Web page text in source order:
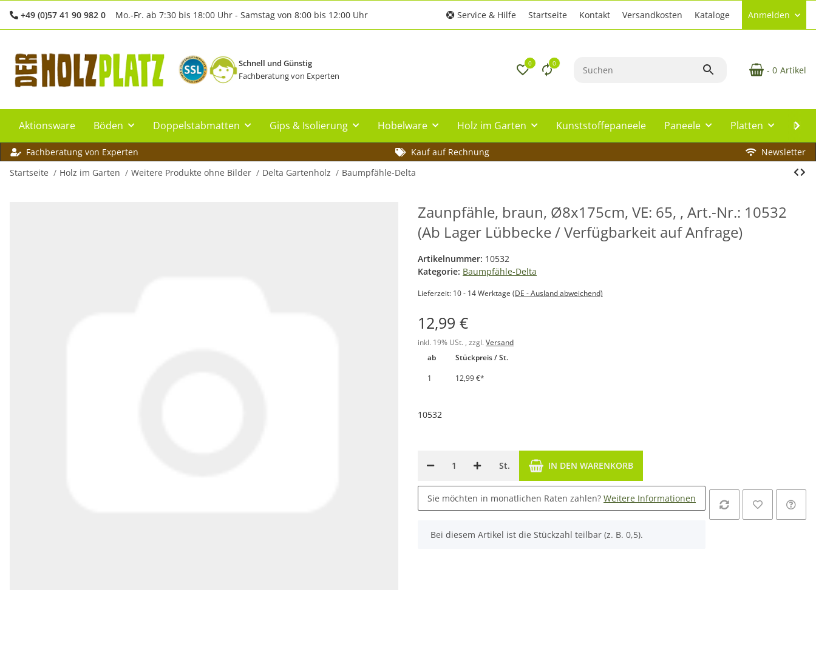
+49 (0)57 41 90 982 0 Mo.-Fr. ab 7:30 bis 18:00 Uhr - Samstag von 8:00 bis 12:00 Uhr Service & Hilfe Startseite Kontakt Versandkosten Kataloge Anmelden
Schnell und Günstig
Fachberatung von Experten
0 0
- 0 Artikel
Aktionsware Böden Doppelstabmatten Gips & Isolierung Hobelware Holz im Garten Kunststoffepaneele Paneele Platten
Fachberatung von Experten Kauf auf Rechnung
Newsletter
Startseite
Holz im Garten Weitere Produkte ohne Bilder Delta Gartenholz Baumpfähle-Delta
Zaunpfähle, braun, Ø8x175cm, VE: 65, , Art.-Nr.: 10532
(Ab Lager Lübbecke / Verfügbarkeit auf Anfrage)
Artikelnummer: 10532
Kategorie: Baumpfähle-Delta
Lieferzeit: 10 - 14 Werktage (DE - Ausland abweichend)
12,99 €
inkl. 19% USt. , zzgl. Versand
ab
Stückpreis / St.
1
12,99 €*
10532
St. IN DEN WARENKORB
Sie möchten in monatlichen Raten zahlen? Weitere Informationen
x
Bei diesem Artikel ist die Stückzahl teilbar (z. B. 0,5).